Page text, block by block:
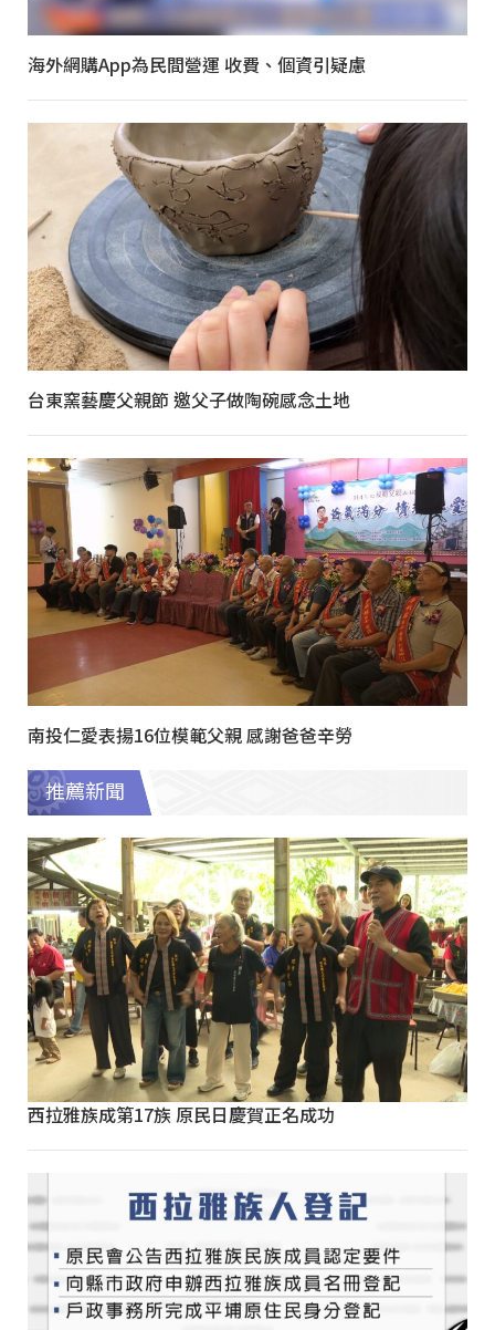
海外網購App為民間營運 收費、個資引疑慮
台東窯藝慶父親節 邀父子做陶碗感念土地
南投仁愛表揚16位模範父親 感謝爸爸辛勞
推薦新聞
西拉雅族成第17族 原民日慶賀正名成功